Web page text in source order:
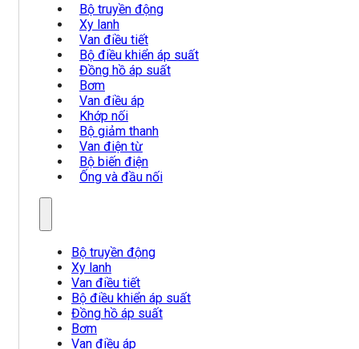
Bộ truyền động
Xy lanh
Van điều tiết
Bộ điều khiển áp suất
Đồng hồ áp suất
Bơm
Van điều áp
Khớp nối
Bộ giảm thanh
Van điện từ
Bộ biến điện
Ống và đầu nối
Bộ truyền động
Xy lanh
Van điều tiết
Bộ điều khiển áp suất
Đồng hồ áp suất
Bơm
Van điều áp